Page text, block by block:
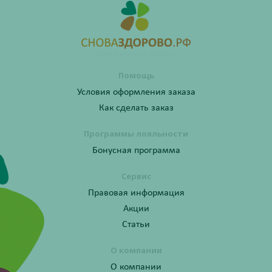
Помощь
Условия оформления заказа
Как сделать заказ
Программы лояльности
Бонусная программа
Сервис
Правовая информация
Акции
Статьи
О компании
О компании